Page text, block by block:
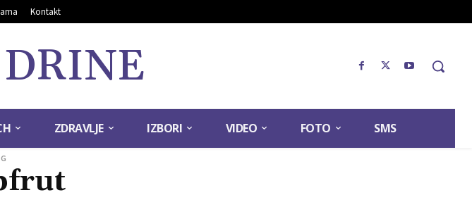
Kontakt
ZDRAVLJE IZBORI VIDEO FOTO SMS